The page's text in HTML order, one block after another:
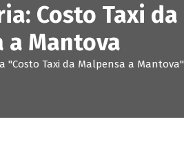
Costo Taxi da
a Mantova
"Costo Taxi da Malpensa a Mantova"